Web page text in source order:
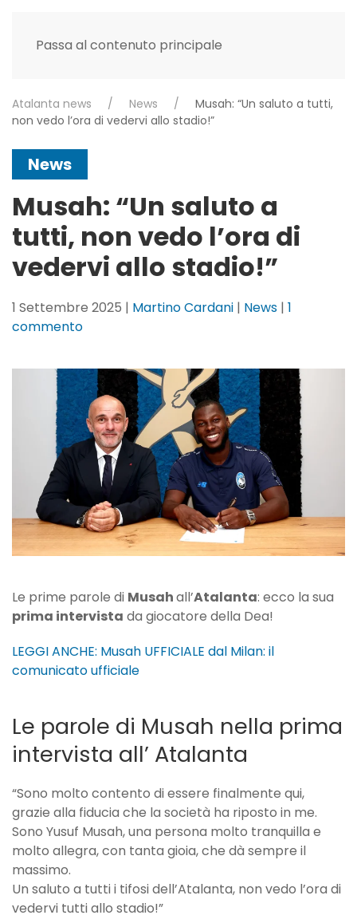
Passa al contenuto principale
Atalanta news News
Musah: “Un saluto a tutti,
non vedo l’ora di vedervi allo stadio!”
News
Musah: “Un saluto a
tutti, non vedo l’ora di
vedervi allo stadio!”
1 Settembre 2025 | Martino Cardani | News | 1
commentosu
“Un
saluto
a
tutti,
non
vedo
l’ora
vedervi
allo
stadio!”
Le prime parole di Musahall’Atalanta: ecco la sua
prima intervista da giocatore della Dea!
LEGGI ANCHE: Musah UFFICIALE dal Milan: il
comunicato ufficiale
Le parole di Musah nella prima
intervista all’ Atalanta
“Sono molto contento di essere finalmente qui,
grazie alla fiducia che la società ha riposto in me.
Sono Yusuf Musah, una persona molto tranquilla e
molto allegra, con tanta gioia, che dà sempre il
massimo.
Un saluto a tutti i tifosi dell’Atalanta, non vedo l’ora di
vedervi tutti allo stadio!”